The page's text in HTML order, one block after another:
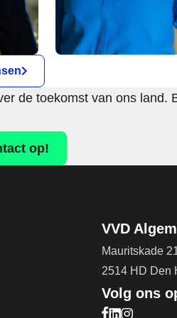
de toekomst van ons land.
op!
VVD
Mauritskade
2514 HD Den
Volg ons
Bezoek onze